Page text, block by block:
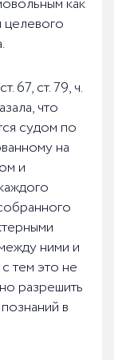
67, ст. 79, ч.
что
судом по
на
и
ними и
тем это не
разрешить
в